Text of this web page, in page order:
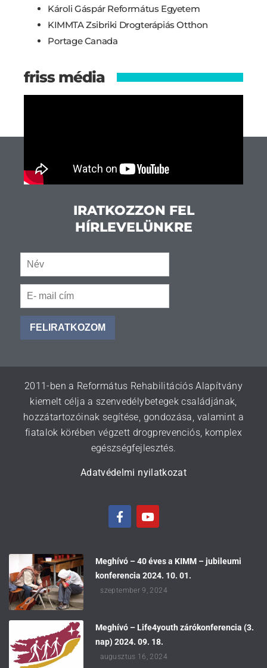
Károli Gáspár Református Egyetem
KIMMTA Zsibriki Drogterápiás Otthon
Portage Canada
friss média
IRATKOZZON FEL
HÍRLEVELÜNKRE
FELIRATKOZOM
2011-ben a Református Rehabilitációs Alapítvány
kiemelt célja a szenvedélybetegek családjának,
hozzátartozóinak segítése, gondozása, valamint a
fiatalok körében végzett drogprevenciós, komplex
egészségfejlesztés.
Adatvédelmi nyilatkozat
Meghívó – 40 éves a KIMM – jubileumi
konferencia 2024. 10. 01.
szeptember 9, 2024
Meghívó – Life4youth zárókonferencia (3.
nap) 2024. 09. 18.
augusztus 16, 2024